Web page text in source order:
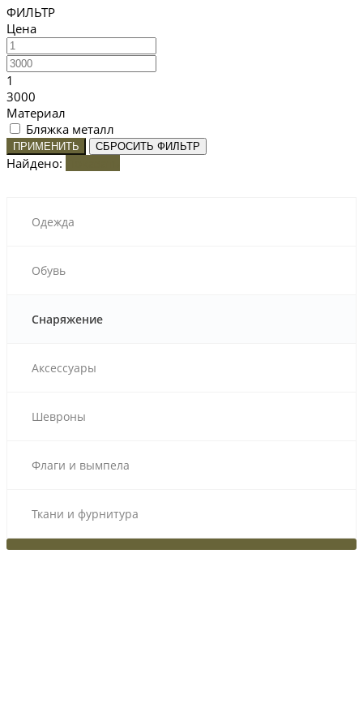
ФИЛЬТР
Цена
1
3000
Материал
Бляжка металл
ПРИМЕНИТЬ СБРОСИТЬ ФИЛЬТР
Найдено:
Одежда
Обувь
Снаряжение
Аксессуары
Шевроны
Флаги и вымпела
Ткани и фурнитура